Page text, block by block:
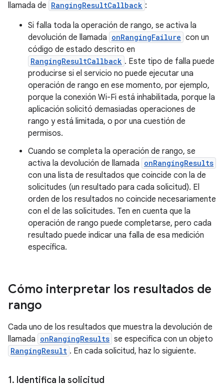
llamada de RangingResultCallback :
Si falla toda la operación de rango, se activa la
devolución de llamada onRangingFailure con un
código de estado descrito en
RangingResultCallback . Este tipo de falla puede
producirse si el servicio no puede ejecutar una
operación de rango en ese momento, por ejemplo,
porque la conexión Wi-Fi está inhabilitada, porque la
aplicación solicitó demasiadas operaciones de
rango y está limitada, o por una cuestión de
permisos.
Cuando se completa la operación de rango, se
activa la devolución de llamada onRangingResults
con una lista de resultados que coincide con la de
solicitudes (un resultado para cada solicitud). El
orden de los resultados no coincide necesariamente
con el de las solicitudes. Ten en cuenta que la
operación de rango puede completarse, pero cada
resultado puede indicar una falla de esa medición
específica.
Cómo interpretar los resultados de
rango
Cada uno de los resultados que muestra la devolución de
llamada onRangingResults se especifica con un objeto
RangingResult . En cada solicitud, haz lo siguiente.
1. Identifica la solicitud